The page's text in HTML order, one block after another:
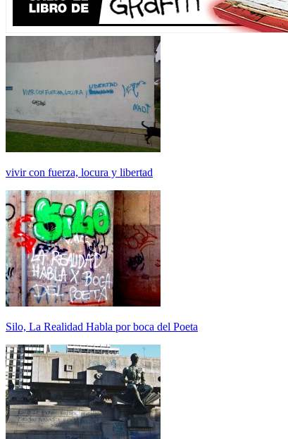
vivir con fuerza, locura y libertad
Silo, La Realidad Habla por boca del Poeta